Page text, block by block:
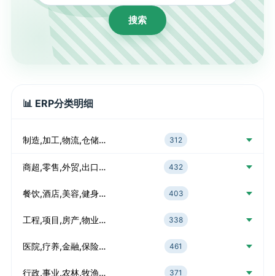
搜索
📊 ERP分类明细
制造,加工,物流,仓储… 312
商超,零售,外贸,出口… 432
餐饮,酒店,美容,健身… 403
工程,项目,房产,物业… 338
医院,疗养,金融,保险… 461
行政,事业,农林,牧渔… 371